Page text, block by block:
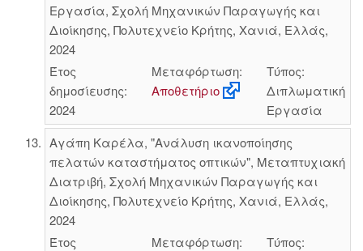
Εργασία, Σχολή Μηχανικών Παραγωγής και
Διοίκησης, Πολυτεχνείο Κρήτης, Χανιά, Ελλάς,
2024
Έτος
δημοσίευσης:
2024
Μεταφόρτωση:
Αποθετήριο
Τύπος:
Διπλωματική
Εργασία
Αγάπη Καρέλα, "Ανάλυση ικανοποίησης
πελατών καταστήματος οπτικών", Μεταπτυχιακή
Διατριβή, Σχολή Μηχανικών Παραγωγής και
Διοίκησης, Πολυτεχνείο Κρήτης, Χανιά, Ελλάς,
2024
Έτος
Μεταφόρτωση:
Τύπος: